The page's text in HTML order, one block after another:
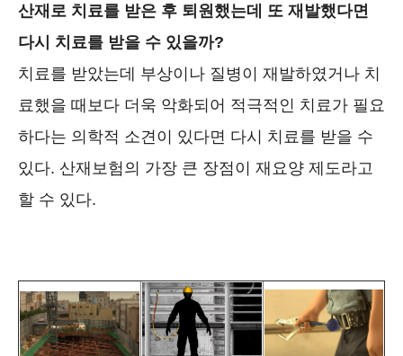
산재로 치료를 받은 후 퇴원했는데 또 재발했다면
다시 치료를 받을 수 있을까?
치료를 받았는데 부상이나 질병이 재발하였거나 치
료했을 때보다 더욱 악화되어 적극적인 치료가 필요
하다는 의학적 소견이 있다면 다시 치료를 받을 수
있다. 산재보험의 가장 큰 장점이 재요양 제도라고
할 수 있다.